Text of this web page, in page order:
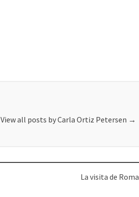
View all posts by Carla Ortiz Petersen →
La visita de Roma